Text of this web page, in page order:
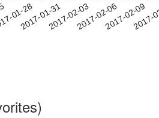
01-28
2017-01-312017-02-032017-02-062017-02-09